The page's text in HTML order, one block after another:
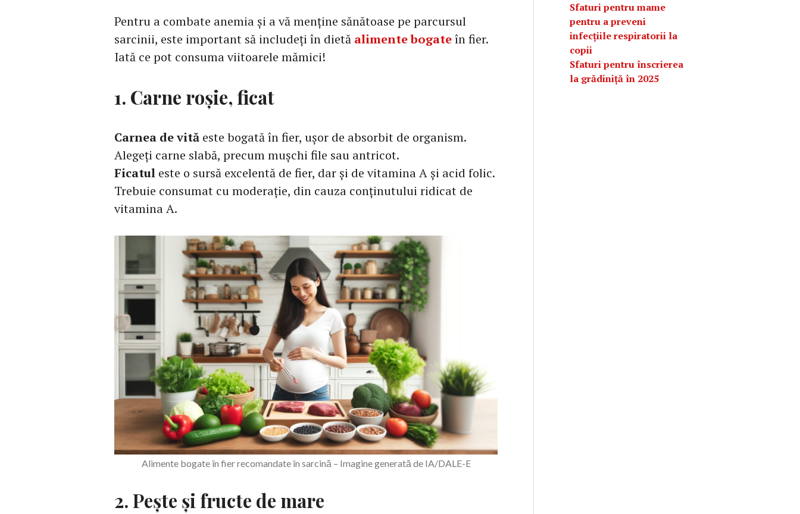
Pentru a combate anemia și a vă menține sănătoase pe parcursul
sarcinii, este important să includeți în dietă alimente bogateîn fier.
Iată ce pot consuma viitoarele mămici!
1. Carne roșie, ficat
Carnea de vită este bogată în fier, ușor de absorbit de organism.
Alegeți carne slabă, precum mușchi file sau antricot.
Ficatul este o sursă excelentă de fier, dar și de vitamina A și acid folic.
Trebuie consumat cu moderație, din cauza conținutului ridicat de
vitamina A.
Alimente bogate în fier recomandate în sarcină – Imagine generată de IA/DALE-E
2. Pește și fructe de mare
Sfaturi pentru mame
pentru a preveni
infecțiile respiratorii la
copii
Sfaturi pentru înscrierea
la grădiniță în 2025